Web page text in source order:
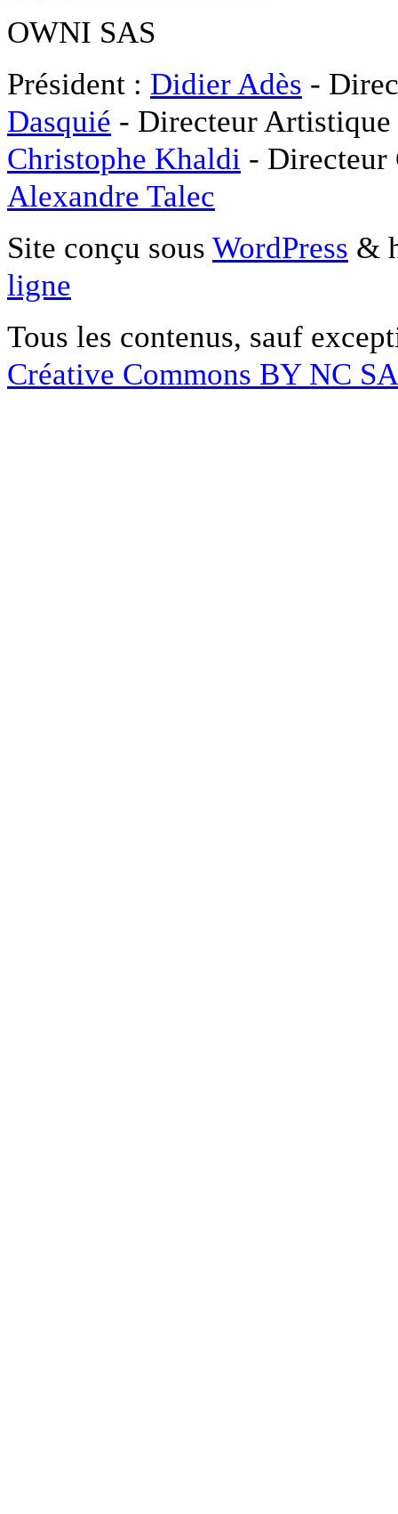
OWNI SAS
Président : Didier Adès -
Dasquié - Directeur
Christophe Khaldi -
Alexandre Talec
Site conçu sous WordPress &
ligne
Tous les contenus, sauf
Créative Commons BY NC SA